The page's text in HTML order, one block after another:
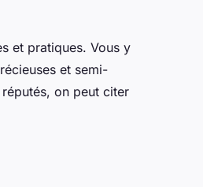
et pratiques. Vous y
et semi-
on peut citer